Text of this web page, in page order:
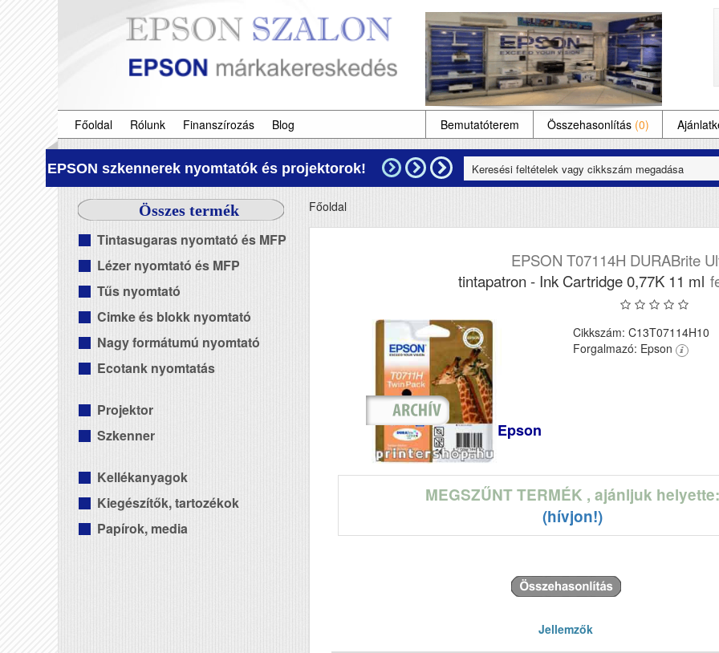
Főoldal Rólunk Finanszírozás Blog Bemutatóterem Összehasonlítás (0)
EPSON szkennerek nyomtatók és projektorok!
Összes termék
Tintasugaras nyomtató és MFP
Lézer nyomtató és MFP
Tűs nyomtató
Cimke és blokk nyomtató
Nagy formátumú nyomtató
Ecotank nyomtatás
Projektor
Szkenner
Kellékanyagok
Kiegészítők, tartozékok
Papírok, media
Főoldal
EPSON T07114H DURABrite
tintapatron - Ink Cartridge 0,77K 11 ml
Epson
Cikkszám: C13T07114H10
Forgalmazó: Epson
MEGSZŰNT TERMÉK , ajánljuk helyette:
(hívjon!)
Jellemzők